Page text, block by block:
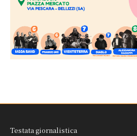
Testata giornalistica